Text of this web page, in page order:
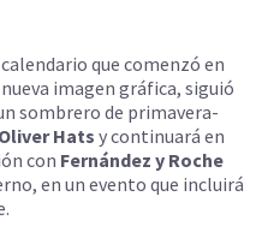
que comenzó en
imagen gráfica, siguió
sombrero de primavera-
Oliver Hats y continuará en
con Fernández y Roche
en un evento que incluirá